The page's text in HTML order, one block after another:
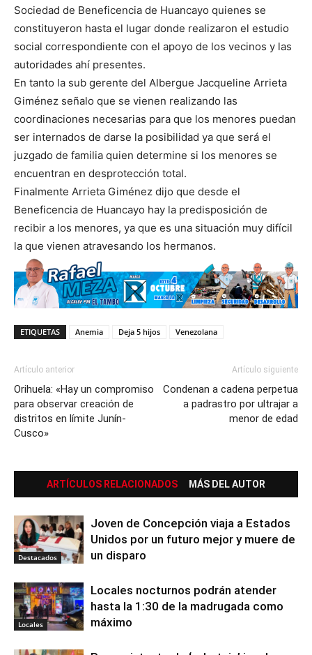
Sociedad de Beneficencia de Huancayo quienes se
constituyeron hasta el lugar donde realizaron el estudio
social correspondiente con el apoyo de los vecinos y las
autoridades ahí presentes.
En tanto la sub gerente del Albergue Jacqueline Arrieta
Giménez señalo que se vienen realizando las
coordinaciones necesarias para que los menores puedan
ser internados de darse la posibilidad ya que será el
juzgado de familia quien determine si los menores se
encuentran en desprotección total.
Finalmente Arrieta Giménez dijo que desde el
Beneficencia de Huancayo hay la predisposición de
recibir a los menores, ya que es una situación muy difícil
la que vienen atravesando los hermanos.
ETIQUETAS Anemia Deja 5 hijos Venezolana
Artículo anterior
Orihuela: «Hay un compromiso
para observar creación de
distritos en límite Junín-
Cusco»
Artículo siguiente
Condenan a cadena perpetua
a padrastro por ultrajar a
menor de edad
ARTÍCULOS RELACIONADOS MÁS DEL AUTOR
Destacados
Joven de Concepción viaja a Estados
Unidos por un futuro mejor y muere de
un disparo
Locales
Locales nocturnos podrán atender
hasta la 1:30 de la madrugada como
máximo